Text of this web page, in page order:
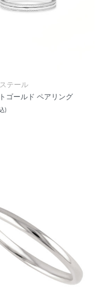
テール
ゴールド ペアリング
)